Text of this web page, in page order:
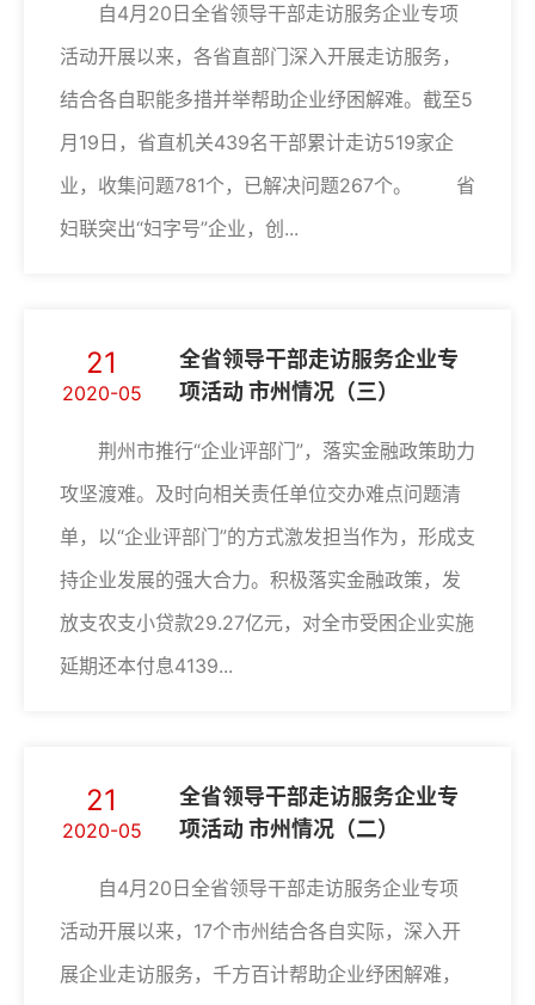
自4月20日全省领导干部走访服务企业专项
活动开展以来，各省直部门深入开展走访服务，
结合各自职能多措并举帮助企业纾困解难。截至5
月19日，省直机关439名干部累计走访519家企
业，收集问题781个，已解决问题267个。 省
妇联突出“妇字号”企业，创...
全省领导干部走访服务企业专
项活动 市州情况（三）
荆州市推行“企业评部门”，落实金融政策助力
攻坚渡难。及时向相关责任单位交办难点问题清
单，以“企业评部门”的方式激发担当作为，形成支
持企业发展的强大合力。积极落实金融政策，发
放支农支小贷款29.27亿元，对全市受困企业实施
延期还本付息4139...
21
2020-05
全省领导干部走访服务企业专
项活动 市州情况（二）
自4月20日全省领导干部走访服务企业专项
活动开展以来，17个市州结合各自实际，深入开
展企业走访服务，千方百计帮助企业纾困解难，
21
2020-05